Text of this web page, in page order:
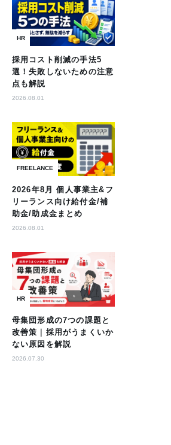
HR
採用コスト削減の手法5
選！失敗しないための注意
点も解説
2026.08.01
FREELANCE
2026年8月 個人事業主&フ
リーランス向け給付金/補
助金/助成金まとめ
2026.08.01
HR
母集団形成の7つの課題と
改善策｜採用がうまくいか
ない原因を解説
2026.07.30